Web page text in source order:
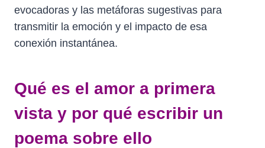
evocadoras y las metáforas sugestivas para
transmitir la emoción y el impacto de esa
conexión instantánea.
Qué es el amor a primera
vista y por qué escribir un
poema sobre ello